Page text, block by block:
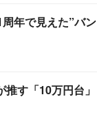
年で見えた”バン
推す「10万円台」